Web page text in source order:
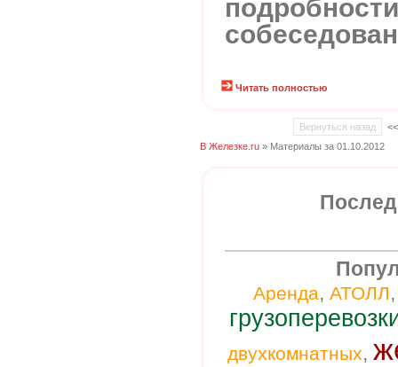
Читать полностью
Вернуться назад
В Железке.ru » Материалы за 01.10.2012
Аренда, АТОЛЛ
двухкомнатных,